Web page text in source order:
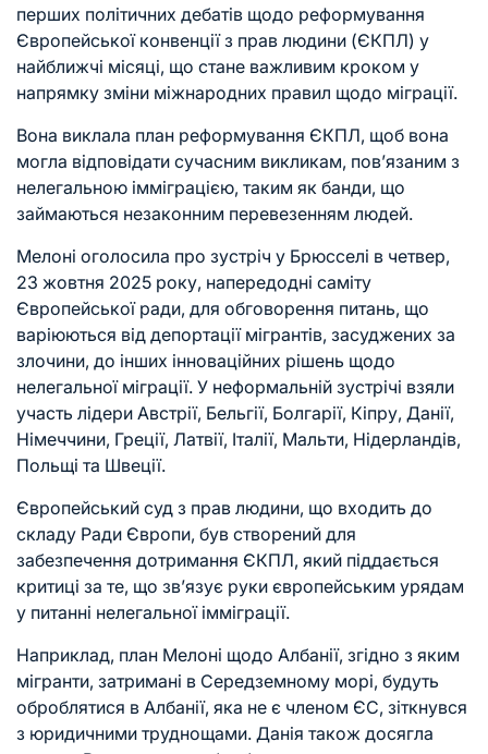
перших політичних дебатів щодо реформування
Європейської конвенції з прав людини (ЄКПЛ) у
найближчі місяці, що стане важливим кроком у
напрямку зміни міжнародних правил щодо міграції.
Вона виклала план реформування ЄКПЛ, щоб вона
могла відповідати сучасним викликам, пов’язаним з
нелегальною імміграцією, таким як банди, що
займаються незаконним перевезенням людей.
Мелоні оголосила про зустріч у Брюсселі в четвер,
23 жовтня 2025 року, напередодні саміту
Європейської ради, для обговорення питань, що
варіюються від депортації мігрантів, засуджених за
злочини, до інших інноваційних рішень щодо
нелегальної міграції. У неформальній зустрічі взяли
участь лідери Австрії, Бельгії, Болгарії, Кіпру, Данії,
Німеччини, Греції, Латвії, Італії, Мальти, Нідерландів,
Польщі та Швеції.
Європейський суд з прав людини, що входить до
складу Ради Європи, був створений для
забезпечення дотримання ЄКПЛ, який піддається
критиці за те, що зв’язує руки європейським урядам
у питанні нелегальної імміграції.
Наприклад, план Мелоні щодо Албанії, згідно з яким
мігранти, затримані в Середземному морі, будуть
оброблятися в Албанії, яка не є членом ЄС, зіткнувся
з юридичними труднощами. Данія також досягла